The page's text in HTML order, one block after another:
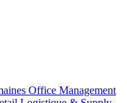
Office Management